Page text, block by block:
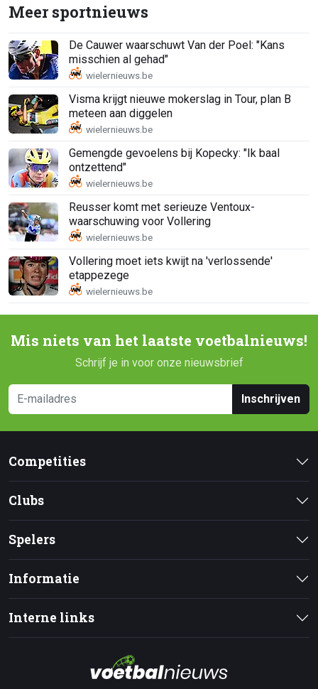
Meer sportnieuws
De Cauwer waarschuwt Van der Poel: "Kans
misschien al gehad"
Visma krijgt nieuwe mokerslag in Tour, plan B
meteen aan diggelen
Gemengde gevoelens bij Kopecky: "Ik baal
ontzettend"
Reusser komt met serieuze Ventoux-
waarschuwing voor Vollering
Vollering moet iets kwijt na 'verlossende'
etappezege
Mis niets van het laatste voetbalnieuws!
Schrijf je in voor onze nieuwsbrief
Inschrijven
Competities
Clubs
Spelers
Informatie
Interne links